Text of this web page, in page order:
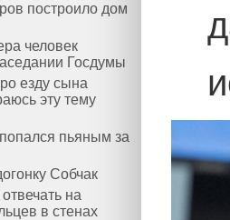
построило дом
человек
Госдумы
езду сына
эту тему
пьяным за
Собчак
на
в стенах